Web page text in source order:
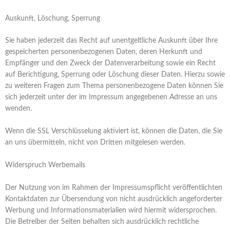
Auskunft, Löschung, Sperrung
Sie haben jederzeit das Recht auf unentgeltliche Auskunft über Ihre
gespeicherten personenbezogenen Daten, deren Herkunft und
Empfänger und den Zweck der Datenverarbeitung sowie ein Recht
auf Berichtigung, Sperrung oder Löschung dieser Daten. Hierzu sowie
zu weiteren Fragen zum Thema personenbezogene Daten können Sie
sich jederzeit unter der im Impressum angegebenen Adresse an uns
wenden.
Wenn die SSL Verschlüsselung aktiviert ist, können die Daten, die Sie
an uns übermitteln, nicht von Dritten mitgelesen werden.
Widerspruch Werbemails
Der Nutzung von im Rahmen der Impressumspflicht veröffentlichten
Kontaktdaten zur Übersendung von nicht ausdrücklich angeforderter
Werbung und Informationsmaterialien wird hiermit widersprochen.
Die Betreiber der Seiten behalten sich ausdrücklich rechtliche